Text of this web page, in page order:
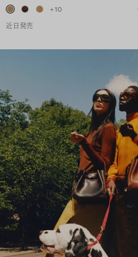
+10
近日発売